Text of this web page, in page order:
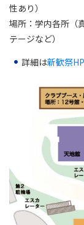
性あり）
場所：学内各所（
テージなど）
詳細は新歓祭HP